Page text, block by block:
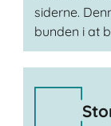
siderne.
bunden i at